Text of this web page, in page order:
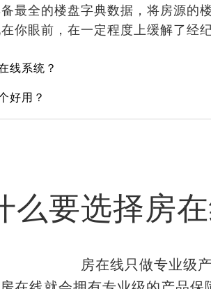
最全的楼盘字典数据，将房源的
你眼前，在一定程度上缓解了经
线系统？
好用？
么要选择房
房在线只做专业级